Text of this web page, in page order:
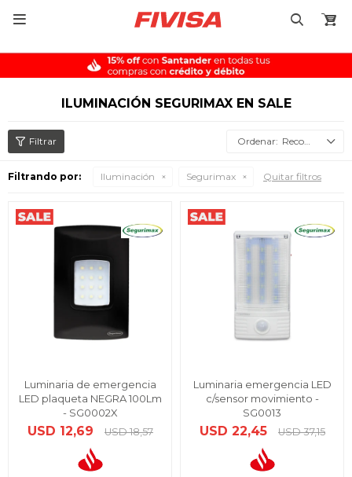

ILUMINACIÓN SEGURIMAX EN SALE
Recomendados
Filtrando por: Iluminación Segurimax Quitar filtros
Luminaria de emergencia
LED plaqueta NEGRA 100Lm
- SG0002X
USD 12,69 USD 18,57
Luminaria emergencia LED
c/sensor movimiento -
SG0013
USD 22,45 USD 37,15